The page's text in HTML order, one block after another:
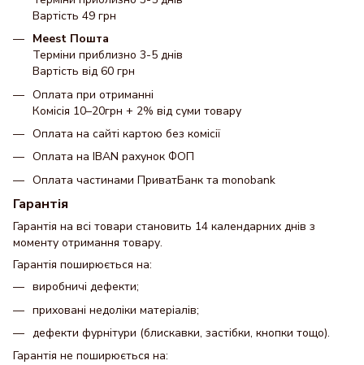
Вартість 49 грн
Meest Пошта
Терміни приблизно 3-5 днів
Вартість від 60 грн
Оплата при отриманні
Комісія 10–20грн + 2% від суми товару
Оплата на сайті картою без комісії
Оплата на IBAN рахунок ФОП
Оплата частинами ПриватБанк та monobank
Гарантія
Гарантія на всі товари становить 14 календарних днів з
моменту отримання товару.
Гарантія поширюється на:
виробничі дефекти;
приховані недоліки матеріалів;
дефекти фурнітури (блискавки, застібки, кнопки тощо).
Гарантія не поширюється на: